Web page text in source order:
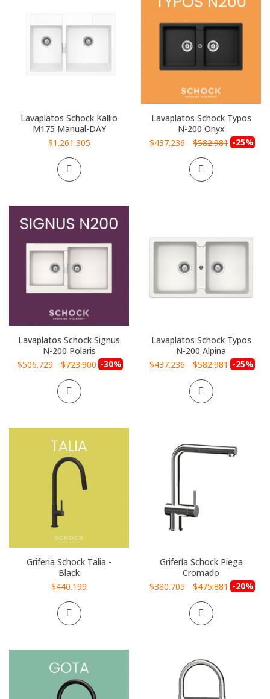
Lavaplatos Schock Kallio
M175 Manual-DAY
$1.261.305
Lavaplatos Schock Typos
N-200 Onyx
-25%
Precio
$437.236 $582.981
Lavaplatos Schock Signus
N-200 Polaris
-30%
Precio
$506.729 $723.900
Lavaplatos Schock Typos
N-200 Alpina
-25%
Precio
$437.236 $582.981
Griferia Schock Talia -
Black
$440.199
Grifería Schock Piega
Cromado
-20%
Precio
$380.705 $475.881